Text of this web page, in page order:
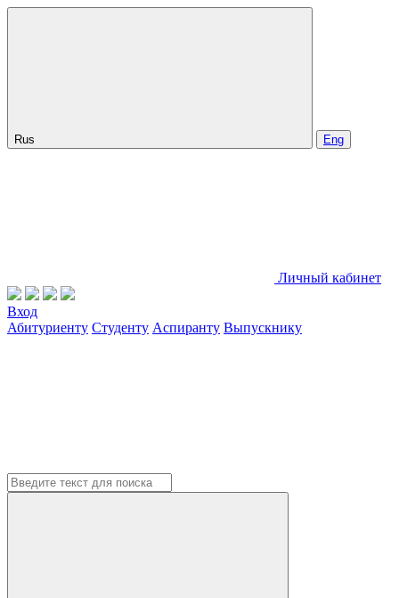
Rus Eng
Личный кабинет
Вход
Абитуриенту Студенту Аспиранту Выпускнику